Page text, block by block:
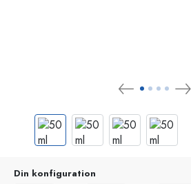
Din konfiguration